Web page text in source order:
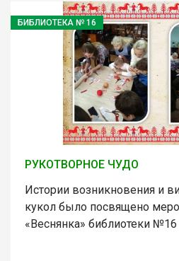
БИБЛИОТЕКА № 16
РУКОТВОРНОЕ ЧУДО
Истории возникновения и
кукол было посвящено
«Веснянка» библиотеки